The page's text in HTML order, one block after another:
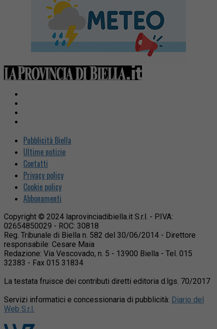
Pubblicità Biella
Ultime notizie
Contatti
Privacy policy
Cookie policy
Abbonamenti
Copyright © 2024 laprovinciadibiella.it S.r.l. - P.IVA:
02654850029 - ROC: 30818
Reg. Tribunale di Biella n. 582 del 30/06/2014 - Direttore
responsabile: Cesare Maia
Redazione: Via Vescovado, n. 5 - 13900 Biella - Tel. 015
32383 - Fax 015 31834
La testata fruisce dei contributi diretti editoria d.lgs. 70/2017
Servizi informatici e concessionaria di pubblicità: Diario del
Web S.r.l.